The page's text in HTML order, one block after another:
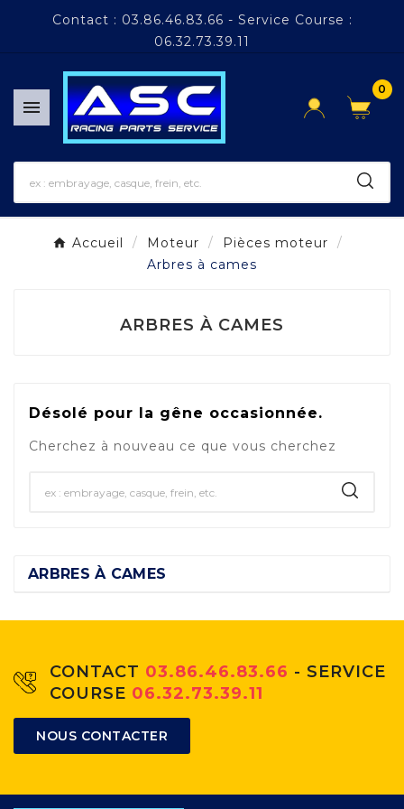
Contact : 03.86.46.83.66 - Service Course :
06.32.73.39.11

0
Accueil Moteur
Pièces moteur
Arbres à cames
ARBRES À CAMES
Désolé pour la gêne occasionnée.
Cherchez à nouveau ce que vous cherchez
ARBRES À CAMES
CONTACT 03.86.46.83.66 - SERVICE
COURSE 06.32.73.39.11
NOUS CONTACTER